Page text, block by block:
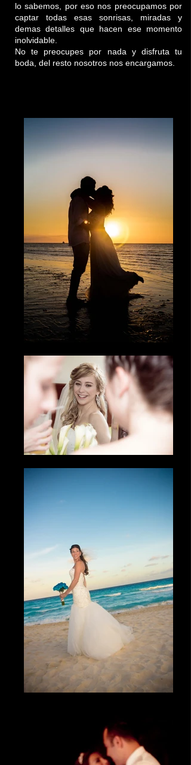
lo sabemos, por eso nos preocupamos por
captar todas esas sonrisas, miradas y
demas detalles que hacen ese momento
inolvidable.
No te preocupes por nada y disfruta tu
boda, del resto nosotros nos encargamos.